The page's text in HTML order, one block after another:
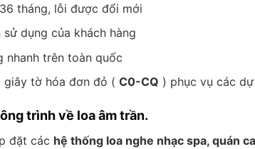
tháng, lỗi được đổi mới
dụng của khách hàng
nhanh trên toàn quốc
giây tờ hóa đơn đỏ ( C0-CQ ) phục vụ các
trình về loa âm trần.
đặt các hệ thống loa nghe nhạc spa, quán